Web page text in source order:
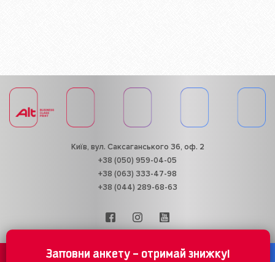
Київ, вул. Саксаганського 36, оф. 2
+38 (050) 959-04-05
+38 (063) 333-47-98
+38 (044) 289-68-63
Заповни анкету – отримай знижку!